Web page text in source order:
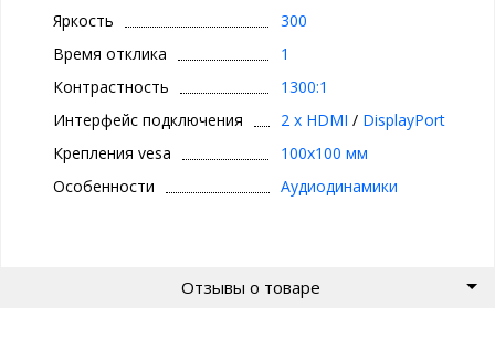
Яркость
300
Время отклика
1
Контрастность
1300:1
Интерфейс подключения
2 x HDMI / DisplayPort
Крепления vesa
100x100 мм
Особенности
Аудиодинамики
Отзывы о товаре